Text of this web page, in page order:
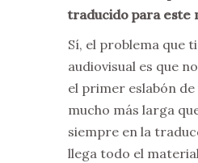
traducido para este
Sí, el problema que
audiovisual es que
el primer eslabón de
mucho más larga
siempre en la
llega todo el